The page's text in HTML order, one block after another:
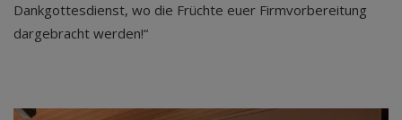
Dankgottesdienst, wo die Früchte euer Firmvorbereitung
dargebracht werden!“